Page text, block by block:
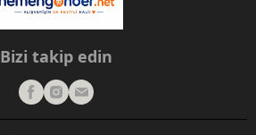
Bizi takip edin